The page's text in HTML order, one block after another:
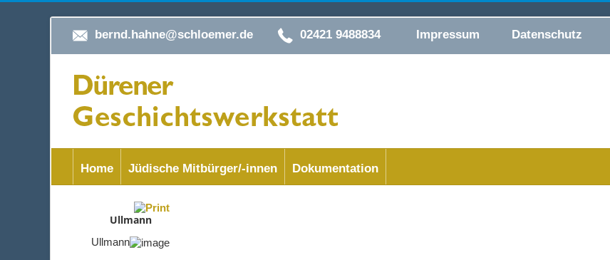
bernd.hahne@schloemer.de 02421 9488834 Impressum Datenschutz
Home Jüdische Mitbürger/-innen Dokumentation
Ullmann
Ullmann